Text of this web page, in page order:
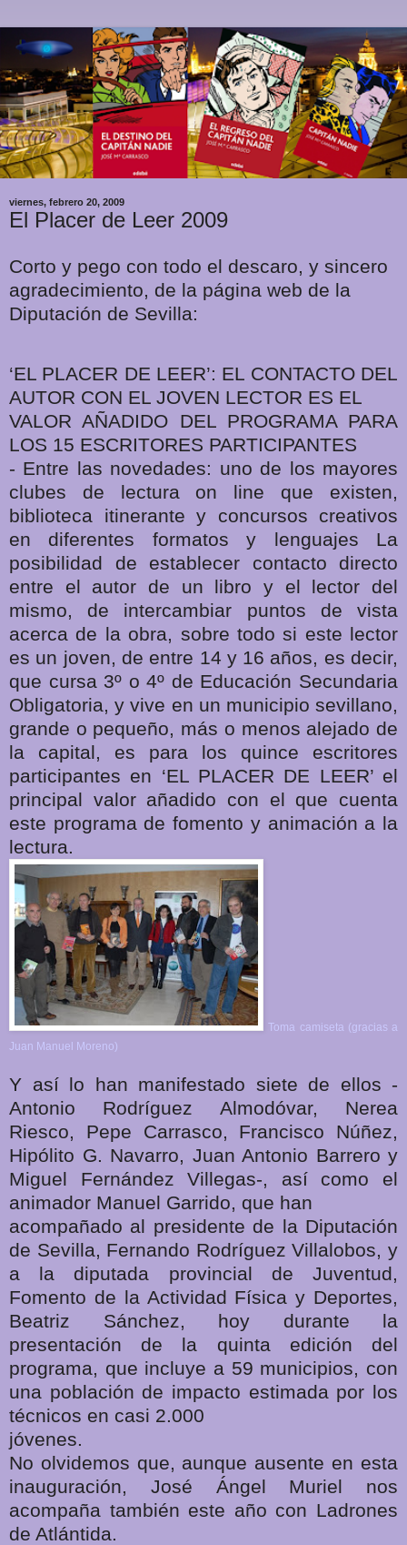
viernes, febrero 20, 2009
El Placer de Leer 2009
Corto y pego con todo el descaro, y sincero
agradecimiento, de la página web de la
Diputación de Sevilla:
‘EL PLACER DE LEER’: EL CONTACTO DEL
AUTOR CON EL JOVEN LECTOR ES EL
VALOR AÑADIDO DEL PROGRAMA PARA
LOS 15 ESCRITORES PARTICIPANTES
- Entre las novedades: uno de los mayores
clubes de lectura on line que existen,
biblioteca itinerante y concursos creativos
en diferentes formatos y lenguajes La
posibilidad de establecer contacto directo
entre el autor de un libro y el lector del
mismo, de intercambiar puntos de vista
acerca de la obra, sobre todo si este lector
es un joven, de entre 14 y 16 años, es decir,
que cursa 3º o 4º de Educación Secundaria
Obligatoria, y vive en un municipio sevillano,
grande o pequeño, más o menos alejado de
la capital, es para los quince escritores
participantes en ‘EL PLACER DE LEER’ el
principal valor añadido con el que cuenta
este programa de fomento y animación a la
lectura.
Toma camiseta (gracias a
Juan Manuel Moreno)
Y así lo han manifestado siete de ellos -
Antonio Rodríguez Almodóvar, Nerea
Riesco, Pepe Carrasco, Francisco Núñez,
Hipólito G. Navarro, Juan Antonio Barrero y
Miguel Fernández Villegas-, así como el
animador Manuel Garrido, que han
acompañado al presidente de la Diputación
de Sevilla, Fernando Rodríguez Villalobos, y
a la diputada provincial de Juventud,
Fomento de la Actividad Física y Deportes,
Beatriz Sánchez, hoy durante la
presentación de la quinta edición del
programa, que incluye a 59 municipios, con
una población de impacto estimada por los
técnicos en casi 2.000
jóvenes.
No olvidemos que, aunque ausente en esta
inauguración, José Ángel Muriel nos
acompaña también este año con Ladrones
de Atlántida.